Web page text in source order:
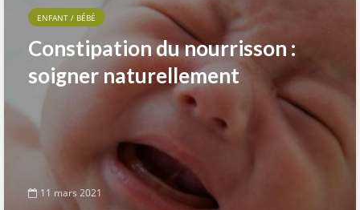
ENFANT / BÉBÉ
Constipation du nourrisson :
soigner naturellement
11 mars 2021